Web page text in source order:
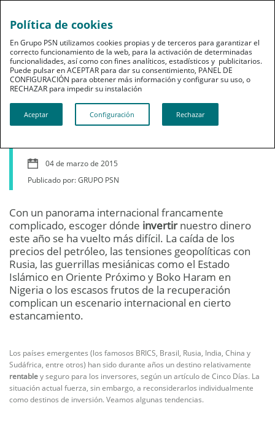
Ahorro
Cómo invertir en los
04 de marzo de 2015
Publicado por: GRUPO PSN
Con un panorama internacional francamente
complicado, escoger dónde invertirnuestro dinero
este año se ha vuelto más difícil. La caída de los
precios del petróleo, las tensiones geopolíticas con
Rusia, las guerrillas mesiánicas como el Estado
Islámico en Oriente Próximo y Boko Haram en
Nigeria o los escasos frutos de la recuperación
complican un escenario internacional en cierto
estancamiento.
Los países emergentes (los famosos BRICS, Brasil, Rusia, India, China y
Sudáfrica, entre otros) han sido durante años un destino relativamente
rentabley seguro para los inversores, según un artículo de Cinco Días. La
situación actual fuerza, sin embargo, a reconsiderarlos individualmente
como destinos de inversión. Veamos algunas tendencias.
Política de cookies
En Grupo PSN utilizamos cookies propias y de terceros para garantizar el
correcto funcionamiento de la web, para la activación de determinadas
funcionalidades, así como con fines analíticos, estadísticos y publicitarios.
Puede pulsar en ACEPTAR para dar su consentimiento, PANEL DE
CONFIGURACIÓN para obtener más información y configurar su uso, o
RECHAZAR para impedir su instalación​​​​​​​
Aceptar Configuración Rechazar